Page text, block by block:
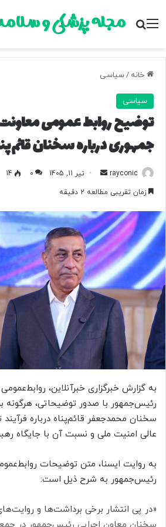
مجله پزشکی و منو جستجو برای
خانه /سیاسی
سیاسی
توضیح روابط عمومی
جمهوری درباره سخنان
rayconic
ر
ا
ل
ب
ه
ا
ی
تیر 11, 1405 0
14
زمان تقریبی مطالعه 2 دقیقه
به گزارش خبرگزاری خبرآنلاین،
رئیس‌جمهور با صدور توضیحاتی، هرگونه
سخنان محمدجعفر قائم‌پناه درباره
عالی امنیت ملی و نسبت آن با جایگاه
به روایت ایسنا، متن توضیحات
رئیس‌جمهور به شرح ذیل است:
«در پی انتشار برخی برداشت‌ها و